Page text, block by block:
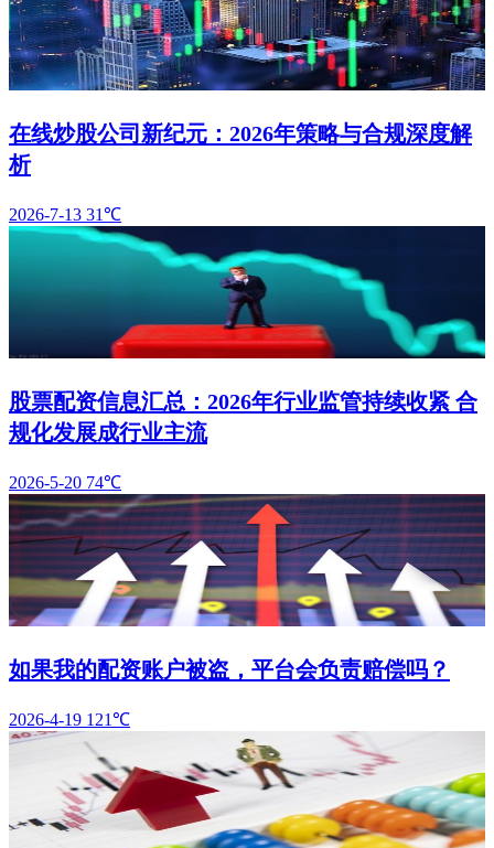
在线炒股公司新纪元：2026年策略与合规深度解
析
2026-7-13 31℃
股票配资信息汇总：2026年行业监管持续收紧 合
规化发展成行业主流
2026-5-20 74℃
如果我的配资账户被盗，平台会负责赔偿吗？
2026-4-19 121℃